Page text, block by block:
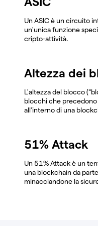
Un ASIC è un circuito
un'unica funzione
cripto-attività.
Altezza dei
L'altezza del blocco
blocchi che
all'interno di una
51% Attack
Un 51% Attack è un
una blockchain da
minacciandone la